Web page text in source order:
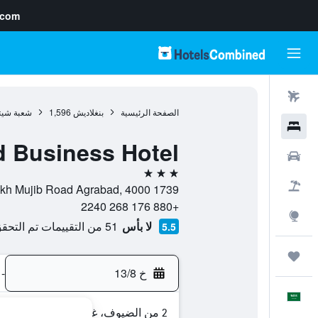
الصفحة الرئيسية بنغلاديش 1,596 شعبة
Business Hotel
3 نجوم
1739 Sheikh Mujib Road Agrabad, 4000, تشيتاغونغ, شعبة شيتاغونغ, بنغلاديش
+880 176 268 2240
5.5 لا بأس 51 من التقييمات تم التحقق منها
خ 13/8 -
2 من الضيوف، غرفة واحدة